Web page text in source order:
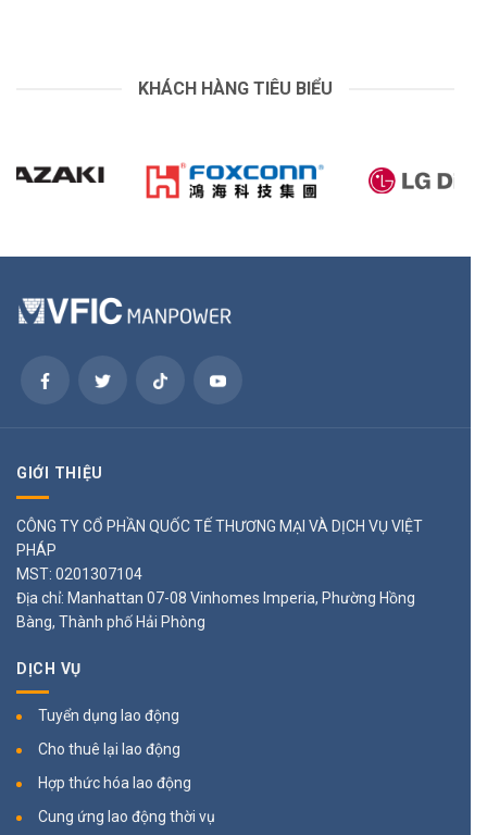
KHÁCH HÀNG TIÊU BIỂU
GIỚI THIỆU
CÔNG TY CỔ PHẦN QUỐC TẾ THƯƠNG MẠI VÀ DỊCH VỤ VIỆT
PHÁP
MST: 0201307104
Địa chỉ: Manhattan 07-08 Vinhomes Imperia, Phường Hồng
Bàng, Thành phố Hải Phòng
DỊCH VỤ
Tuyển dụng lao động
Cho thuê lại lao động
Hợp thức hóa lao động
Cung ứng lao động thời vụ